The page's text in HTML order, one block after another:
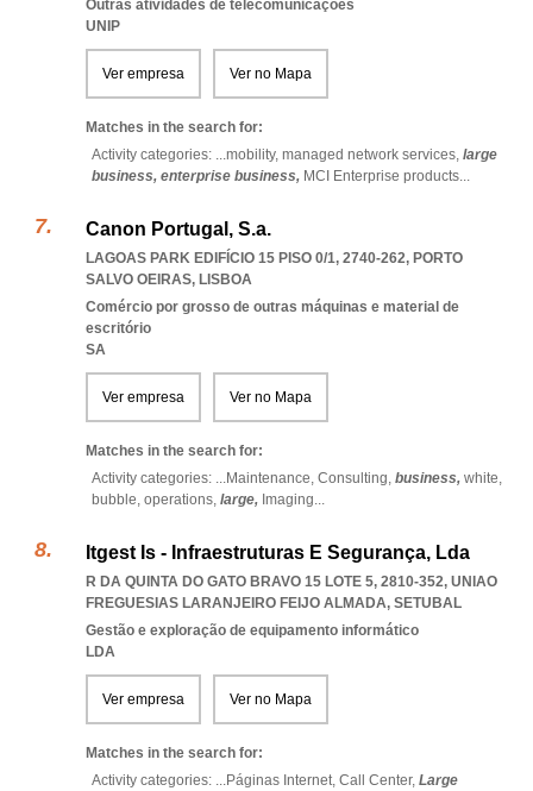
Outras atividades de telecomunicações
UNIP
Ver empresa Ver no Mapa
Matches in the search for:
Activity categories: ...mobility, managed network services, large
business, enterprise business, MCI Enterprise products...
Canon Portugal, S.a.
LAGOAS PARK EDIFÍCIO 15 PISO 0/1, 2740-262, PORTO
SALVO OEIRAS, LISBOA
Comércio por grosso de outras máquinas e material de
escritório
SA
Ver empresa Ver no Mapa
Matches in the search for:
Activity categories: ...Maintenance, Consulting, business, white,
bubble, operations, large, Imaging...
Itgest Is - Infraestruturas E Segurança, Lda
R DA QUINTA DO GATO BRAVO 15 LOTE 5, 2810-352, UNIAO
FREGUESIAS LARANJEIRO FEIJO ALMADA, SETUBAL
Gestão e exploração de equipamento informático
LDA
Ver empresa Ver no Mapa
Matches in the search for:
Activity categories: ...Páginas Internet, Call Center, Large